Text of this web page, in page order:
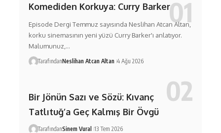
Komediden Korkuya: Curry Barker
Episode Dergi Temmuz sayısında Neslihan Atcan Altan,
korku sinemasının yeni yüzü Curry Barker'ı anlatıyor.
Malumunuz,…
TarafındanNeslihan Atcan Altan 4 Ağu 2026
Bir Jönün Sazı ve Sözü: Kıvanç
Tatlıtuğ’a Geç Kalmış Bir Övgü
TarafındanSinem Vural 13 Tem 2026